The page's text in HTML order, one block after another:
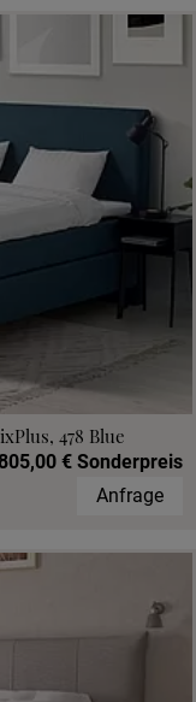
478 Blue
€ Sonderpreis
Anfrage